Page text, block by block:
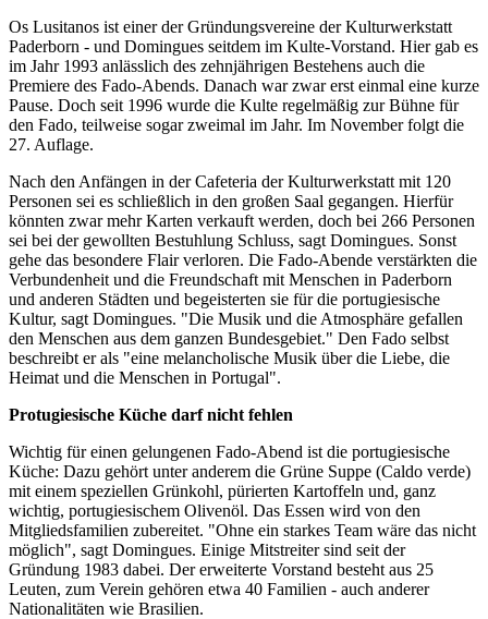
Os Lusitanos ist einer der Gründungsvereine der Kulturwerkstatt
Paderborn - und Domingues seitdem im Kulte-Vorstand. Hier gab es
im Jahr 1993 anlässlich des zehnjährigen Bestehens auch die
Premiere des Fado-Abends. Danach war zwar erst einmal eine kurze
Pause. Doch seit 1996 wurde die Kulte regelmäßig zur Bühne für
den Fado, teilweise sogar zweimal im Jahr. Im November folgt die
27. Auflage.
Nach den Anfängen in der Cafeteria der Kulturwerkstatt mit 120
Personen sei es schließlich in den großen Saal gegangen. Hierfür
könnten zwar mehr Karten verkauft werden, doch bei 266 Personen
sei bei der gewollten Bestuhlung Schluss, sagt Domingues. Sonst
gehe das besondere Flair verloren. Die Fado-Abende verstärkten die
Verbundenheit und die Freundschaft mit Menschen in Paderborn
und anderen Städten und begeisterten sie für die portugiesische
Kultur, sagt Domingues. "Die Musik und die Atmosphäre gefallen
den Menschen aus dem ganzen Bundesgebiet." Den Fado selbst
beschreibt er als "eine melancholische Musik über die Liebe, die
Heimat und die Menschen in Portugal".
Protugiesische Küche darf nicht fehlen
Wichtig für einen gelungenen Fado-Abend ist die portugiesische
Küche: Dazu gehört unter anderem die Grüne Suppe (Caldo verde)
mit einem speziellen Grünkohl, pürierten Kartoffeln und, ganz
wichtig, portugiesischem Olivenöl. Das Essen wird von den
Mitgliedsfamilien zubereitet. "Ohne ein starkes Team wäre das nicht
möglich", sagt Domingues. Einige Mitstreiter sind seit der
Gründung 1983 dabei. Der erweiterte Vorstand besteht aus 25
Leuten, zum Verein gehören etwa 40 Familien - auch anderer
Nationalitäten wie Brasilien.